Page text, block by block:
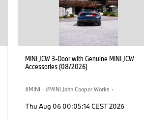
MINI JCW 3-Door with Genuine MINI JCW
Accessories (08/2026)
MINI · MINI John Cooper Works ·
Optional Extras, Accessories
Thu Aug 06 00:05:14 CEST 2026